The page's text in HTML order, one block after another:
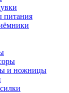
питания
и ножницы